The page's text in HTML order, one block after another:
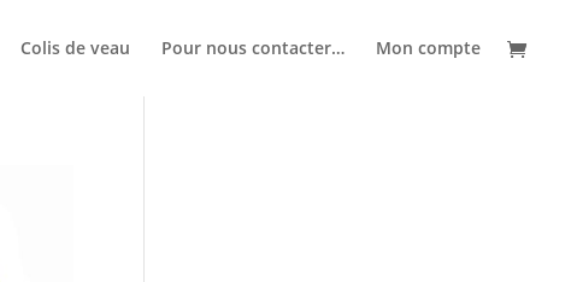
Colis de veau Pour nous contacter… Mon compte